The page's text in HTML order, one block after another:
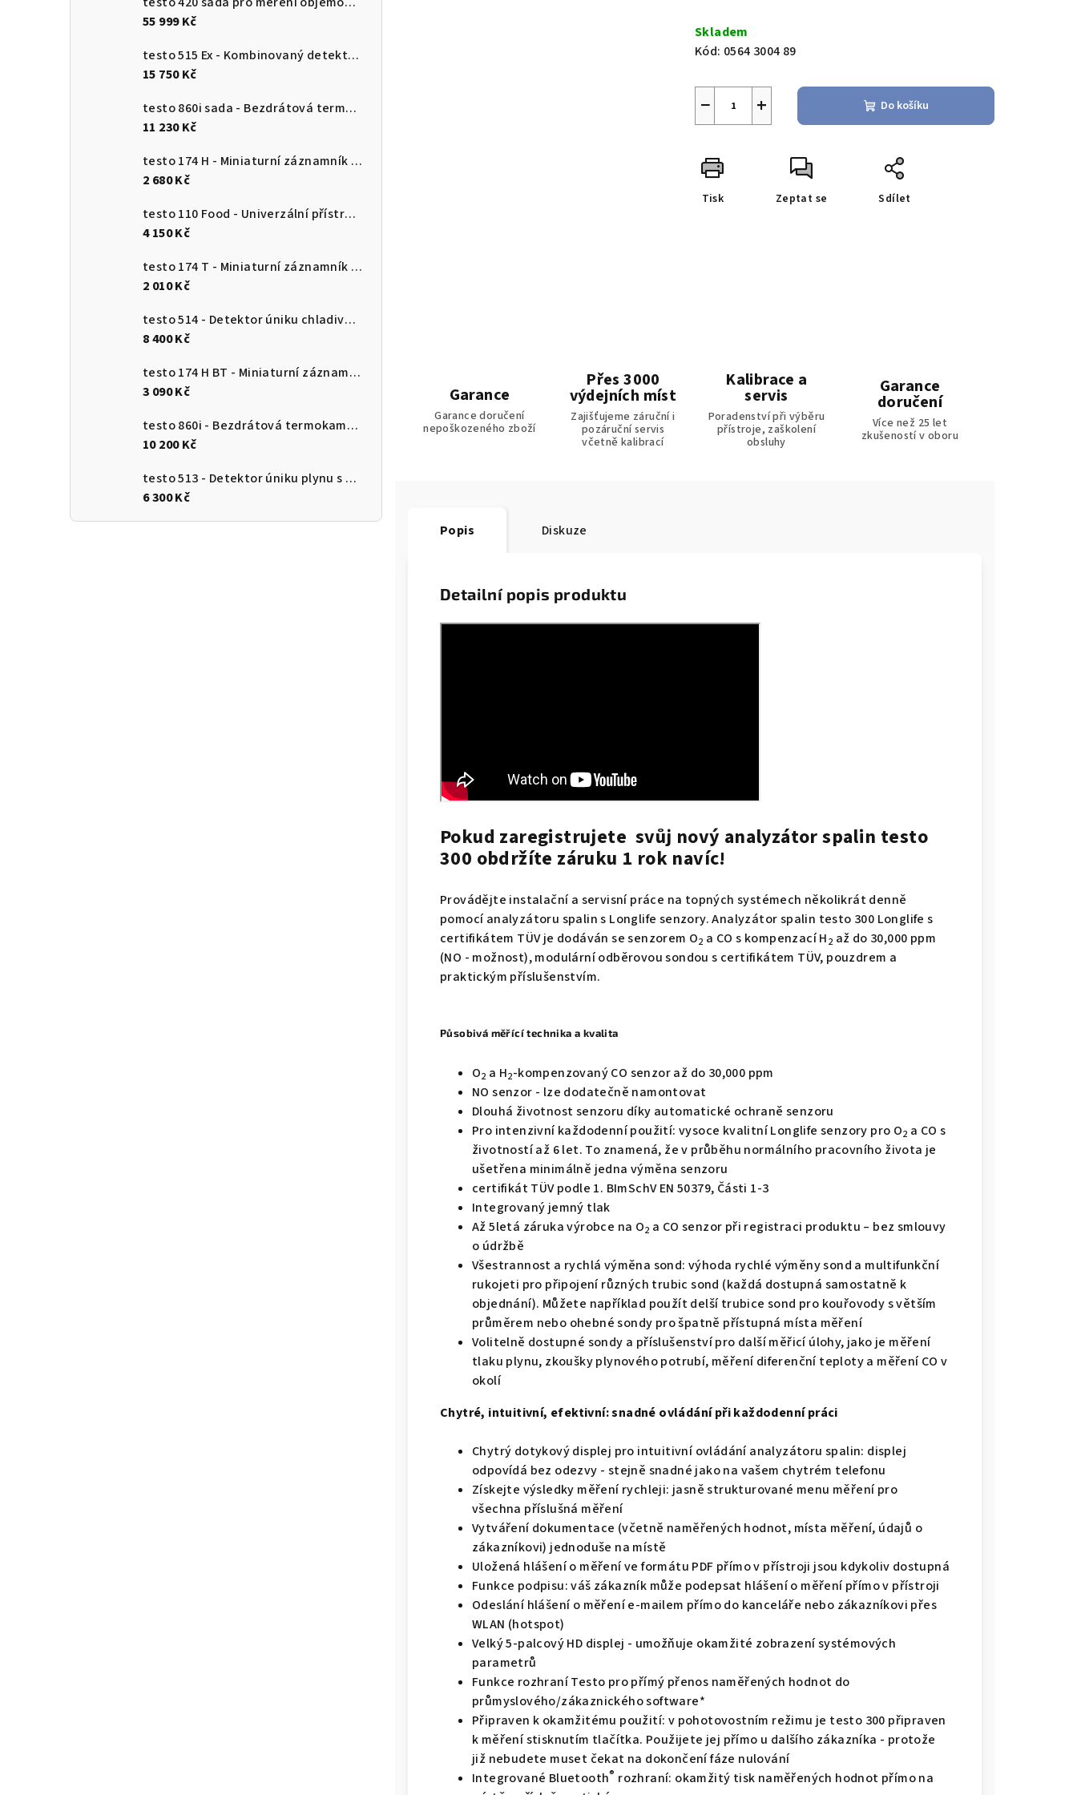
55 999 Kč
testo 515 Ex - Kombinovaný detektor úniku
15 750 Kč
testo 860i sada - Bezdrátová termokamera pro chytré telefony
11 230 Kč
testo 174 H - Miniaturní záznamník pro měření teploty a vlhkosti s USB-C a softwarem pro PC
2 680 Kč
testo 110 Food - Univerzální přístroj pro měření teploty s připojením k aplikaci
4 150 Kč
testo 174 T - Miniaturní záznamník teploty s USB-C a softwarem pro PC
2 010 Kč
testo 514 - Detektor úniku chladiva s ohebnou sondou
8 400 Kč
testo 174 H BT - Miniaturní záznamník pro měření teploty a vlhkosti s Bluetooth a připojením k aplikaci
3 090 Kč
testo 860i - Bezdrátová termokamera pro chytré telefony
10 200 Kč
testo 513 - Detektor úniku plynu s ohebnou sondou
6 300 Kč
cena:
Skladem
Kód: 0564 3004 89
+
− Do košíku
Tisk Zeptat se Sdílet
Garance
Garance doručení
nepoškozeného zboží
Přes 3000
výdejních míst
Zajišťujeme záruční i
pozáruční servis
včetně kalibrací
Kalibrace a
servis
Poradenství při výběru
přístroje, zaškolení
obsluhy
Garance
doručení
Více než 25 let
zkušeností v oboru
Popis Diskuze
Detailní popis produktu
Pokud zaregistrujete svůj nový analyzátor spalin testo
300 obdržíte záruku 1 rok navíc!
Provádějte instalační a servisní práce na topných systémech několikrát denně
pomocí analyzátoru spalin s Longlife senzory. Analyzátor spalin testo 300 Longlife s
certifikátem TÜV je dodáván se senzorem O2 a CO s kompenzací H2 až do 30,000 ppm
(NO - možnost), modulární odběrovou sondou s certifikátem TÜV, pouzdrem a
praktickým příslušenstvím.
Působivá měřící technika a kvalita
O2 a H2-kompenzovaný CO senzor až do 30,000 ppm
NO senzor - lze dodatečně namontovat
Dlouhá životnost senzoru díky automatické ochraně senzoru
Pro intenzivní každodenní použití: vysoce kvalitní Longlife senzory pro O2 a CO s
životností až 6 let. To znamená, že v průběhu normálního pracovního života je
ušetřena minimálně jedna výměna senzoru
certifikát TÜV podle 1. BImSchV EN 50379, Části 1-3
Integrovaný jemný tlak
Až 5letá záruka výrobce na O2 a CO senzor při registraci produktu – bez smlouvy
o údržbě
Všestrannost a rychlá výměna sond: výhoda rychlé výměny sond a multifunkční
rukojeti pro připojení různých trubic sond (každá dostupná samostatně k
objednání). Můžete například použít delší trubice sond pro kouřovody s větším
průměrem nebo ohebné sondy pro špatně přístupná místa měření
Volitelně dostupné sondy a příslušenství pro další měřicí úlohy, jako je měření
tlaku plynu, zkoušky plynového potrubí, měření diferenční teploty a měření CO v
okolí
Chytré, intuitivní, efektivní: snadné ovládání při každodenní práci
Chytrý dotykový displej pro intuitivní ovládání analyzátoru spalin: displej
odpovídá bez odezvy - stejně snadné jako na vašem chytrém telefonu
Získejte výsledky měření rychleji: jasně strukturované menu měření pro
všechna příslušná měření
Vytváření dokumentace (včetně naměřených hodnot, místa měření, údajů o
zákazníkovi) jednoduše na místě
Uložená hlášení o měření ve formátu PDF přímo v přístroji jsou kdykoliv dostupná
Funkce podpisu: váš zákazník může podepsat hlášení o měření přímo v přístroji
Odeslání hlášení o měření e-mailem přímo do kanceláře nebo zákazníkovi přes
WLAN (hotspot)
Velký 5-palcový HD displej - umožňuje okamžité zobrazení systémových
parametrů
Funkce rozhraní Testo pro přímý přenos naměřených hodnot do
průmyslového/zákaznického software*
Připraven k okamžitému použití: v pohotovostním režimu je testo 300 připraven
k měření stisknutím tlačítka. Použijete jej přímo u dalšího zákazníka - protože
již nebudete muset čekat na dokončení fáze nulování
Integrované Bluetooth® rozhraní: okamžitý tisk naměřených hodnot přímo na